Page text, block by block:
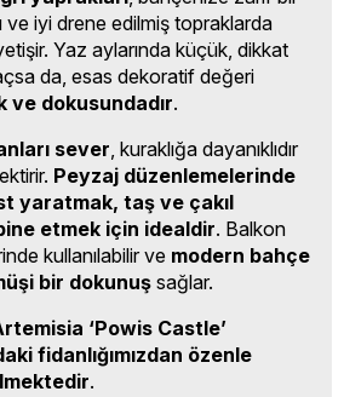
iyi drene edilmiş topraklarda
Yaz aylarında küçük, dikkat
da, esas dekoratif değeri
ve dokusundadır.
sever , kuraklığa dayanıklıdır
Peyzaj düzenlemelerinde
yaratmak, taş ve çakıl
etmek için idealdir. Balkon
kullanılabilir ve modern bahçe
bir dokunuş sağlar.
‘Powis Castle’
fidanlığımızdan özenle
.